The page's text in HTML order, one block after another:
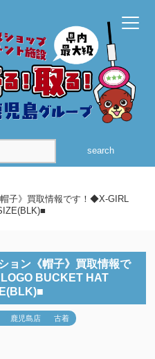
search
子》買取情報です！◆X-GIRL
ョン《帽子》買取情報で
BUCKET HAT
鹿児島店 古着